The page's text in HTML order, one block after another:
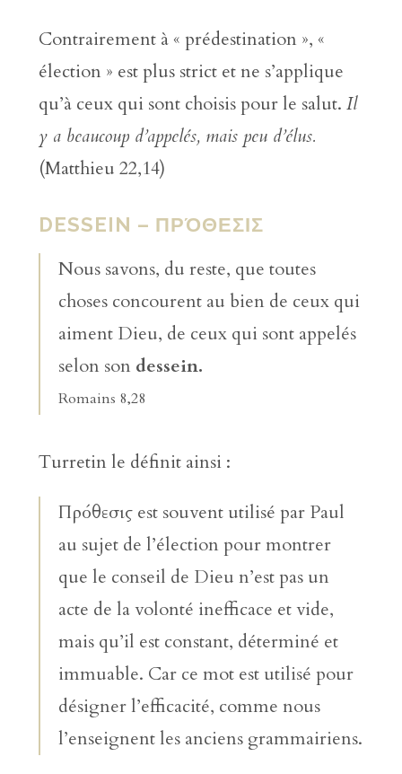
Contrairement à « prédestination », «
élection » est plus strict et ne s’applique
qu’à ceux qui sont choisis pour le salut. Il
y a beaucoup d’appelés, mais peu d’élus.
(Matthieu 22,14)
DESSEIN – ΠΡΌΘΕΣΙΣ
Nous savons, du reste, que toutes
choses concourent au bien de ceux qui
aiment Dieu, de ceux qui sont appelés
selon son dessein.
Romains 8,28
Turretin le définit ainsi :
Πρόθεσις est souvent utilisé par Paul
au sujet de l’élection pour montrer
que le conseil de Dieu n’est pas un
acte de la volonté inefficace et vide,
mais qu’il est constant, déterminé et
immuable. Car ce mot est utilisé pour
désigner l’efficacité, comme nous
l’enseignent les anciens grammairiens.